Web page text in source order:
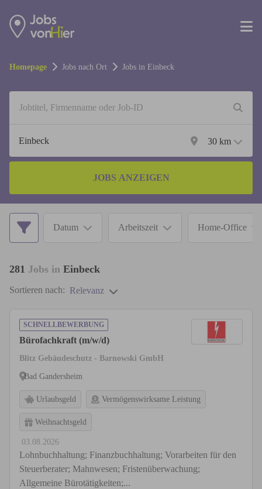
Homepage Jobs nach Ort Jobs in Einbeck
30 km
JOBS ANZEIGEN
Datum Arbeitszeit Home-Office
281 Jobs in Einbeck
Sortieren nach: Relevanz
SCHNELLBEWERBUNG
Bürofachkraft (m/w/d)
Blitz Gebäudeschutz - Barnowski GmbH
Bad Gandersheim
Urlaubsgeld Vermögenswirksame Leistung
Weihnachtsgeld
03.08.2026
Lohnbuchhaltung; Finanzbuchhaltung; Vorarbeiten für den
Steuerberater; Mahnwesen; Fristenüberwachung;
Allgemeine Bürotätigkeiten;...